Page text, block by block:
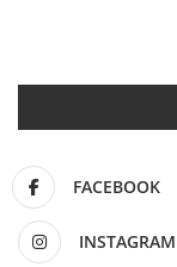
FACEBOOK
INSTAGRAM